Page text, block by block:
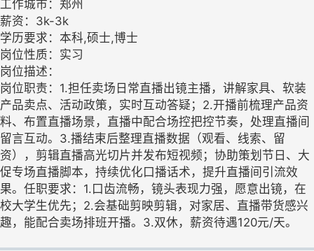
工作城市：郑州
薪资：3k-3k
学历要求：本科,硕士,博士
岗位性质：实习
岗位描述：
岗位职责：1.担任卖场日常直播出镜主播，讲解家具、软装
产品卖点、活动政策，实时互动答疑；2.开播前梳理产品资
料、布置直播场景，直播中配合场控把控节奏，处理直播间
留言互动。3.播结束后整理直播数据（观看、线索、留
资），剪辑直播高光切片并发布短视频；协助策划节日、大
促专场直播脚本，持续优化口播话术，提升直播间引流效
果。任职要求：1.口齿流畅，镜头表现力强，愿意出镜，在
校大学生优先；2.会基础剪映剪辑，对家居、直播带货感兴
趣，能配合卖场排班开播。3.双休，薪资待遇120元/天。